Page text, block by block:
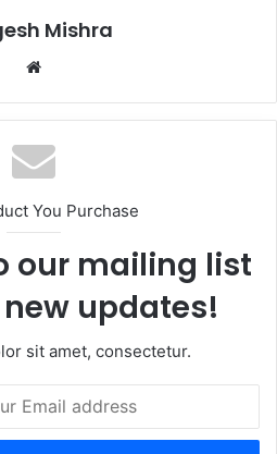
Mishra
Website
You Purchase
our mailing list
updates!
sit amet, consectetur.